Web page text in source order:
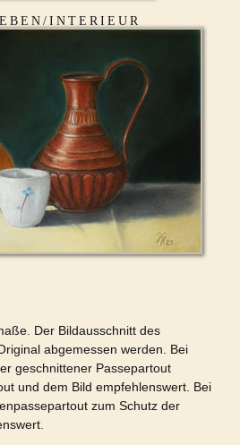
INTERIEUR
Der Bildausschnitt des
abgemessen werden. Bei
geschnittener Passepartout
und dem Bild empfehlenswert. Bei
zum Schutz der